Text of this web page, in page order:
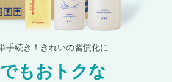
手続き！きれいの習慣化に
もおトクな